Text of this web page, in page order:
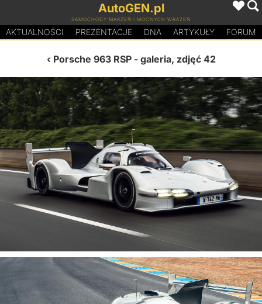
AutoGEN.pl
SAMOCHODY MARZEŃ I MOCNYCH WRAŻEŃ
AKTUALNOŚCI PREZENTACJE DNA ARTYKUŁY FORUM
Porsche 963 RSP- galeria, zdjęć 42